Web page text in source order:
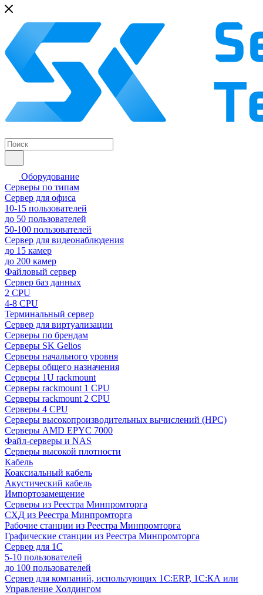
Оборудование
Серверы по типам
Сервер для офиса
10-15 пользователей
до 50 пользователей
50-100 пользователей
Сервер для видеонаблюдения
до 15 камер
до 200 камер
Файловый сервер
Сервер баз данных
2 CPU
4-8 CPU
Терминальный сервер
Сервер для виртуализации
Серверы по брендам
Серверы SK Gelios
Серверы начального уровня
Серверы общего назначения
Серверы 1U rackmount
Серверы rackmount 1 CPU
Серверы rackmount 2 CPU
Серверы 4 CPU
Серверы высокопроизводительных вычислений (HPC)
Серверы AMD EPYC 7000
Файл-серверы и NAS
Серверы высокой плотности
Кабель
Коаксиальный кабель
Акустический кабель
Импортозамещение
Серверы из Реестра Минпромторга
СХД из Реестра Минпромторга
Рабочие станции из Реестра Минпромторга
Графические станции из Реестра Минпромторга
Сервер для 1С
5-10 пользователей
до 100 пользователей
Сервер для компаний, использующих 1C:ERP, 1С:КА или
Управление Холдингом